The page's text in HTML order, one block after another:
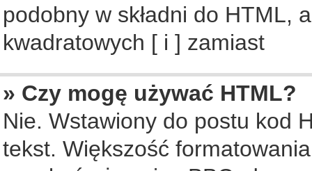
podobny w składni do HTML,
kwadratowych [ i ] zamiast
» Czy mogę używać HTML?
Nie. Wstawiony do postu kod
tekst. Większość